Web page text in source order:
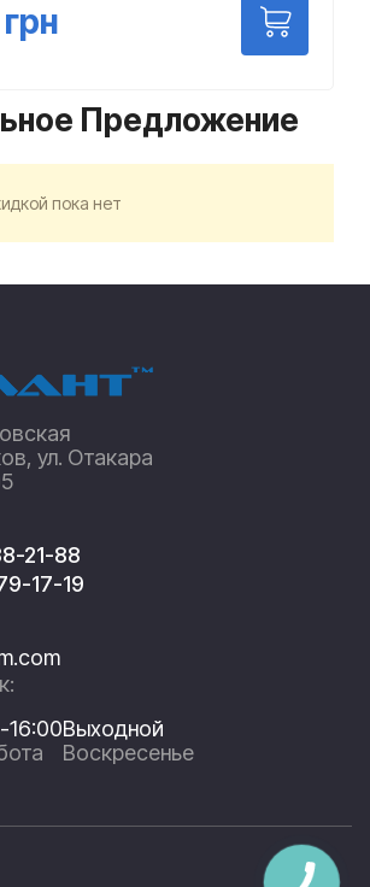
грн
Предложение
пока нет
ул. Отакара
21-88
17-19
16:00Выходной
Воскресенье